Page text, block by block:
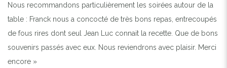
Nous recommandons particulièrement les soirées autour de la
table : Franck nous a concocté de très bons repas, entrecoupés
de fous rires dont seul Jean Luc connait la recette. Que de bons
souvenirs passés avec eux. Nous reviendrons avec plaisir. Merci
encore »